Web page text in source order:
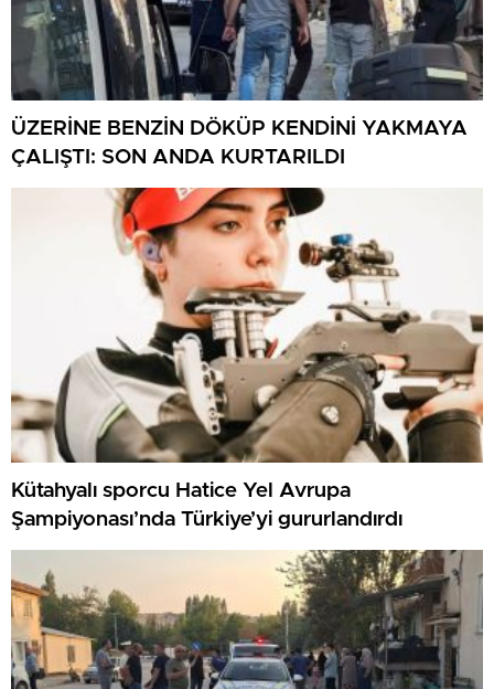
ÜZERİNE BENZİN DÖKÜP KENDİNİ YAKMAYA
ÇALIŞTI: SON ANDA KURTARILDI
Kütahyalı sporcu Hatice Yel Avrupa
Şampiyonası’nda Türkiye’yi gururlandırdı